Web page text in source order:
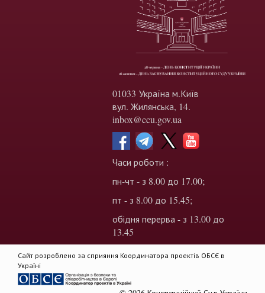
01033 Україна м.Київ
вул. Жилянська, 14.
inbox@ccu.gov.ua
Часи роботи :
пн-чт - з 8.00 до 17.00;
пт - з 8.00 до 15.45;
обідня перерва - з 13.00 до
13.45
Сайт розроблено за сприяння Координатора проектів ОБСЄ в
Україні